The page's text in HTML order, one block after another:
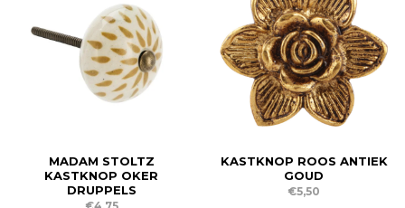
MADAM STOLTZ
KASTKNOP OKER
DRUPPELS
KASTKNOP ROOS ANTIEK
GOUD
€5,50